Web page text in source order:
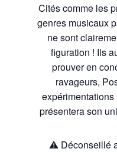
Cités comme les
genres musicaux
ne sont
figuration ! Ils
prouver en
ravageurs,
présentera son
⚠️ Déconseillé